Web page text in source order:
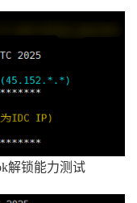
解锁能力测试